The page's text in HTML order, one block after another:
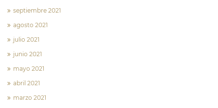
septiembre 2021
agosto 2021
julio 2021
junio 2021
mayo 2021
abril 2021
marzo 2021